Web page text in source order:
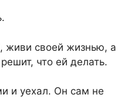
живи своей жизнью, а
что ей делать.
и уехал. Он сам не